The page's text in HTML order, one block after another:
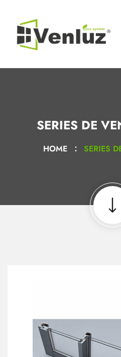
SERIES DE
HOME SERIES